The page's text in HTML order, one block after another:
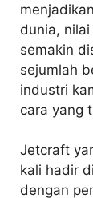
dunia,
semakin
sejumlah
industri
cara yang
Jetcraft
kali hadir
dengan